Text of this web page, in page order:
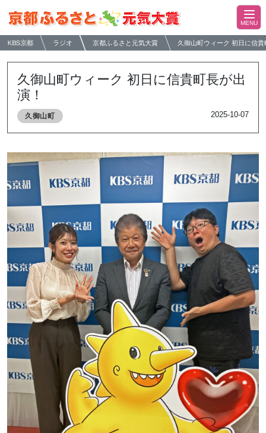
KBS京都 ラジオ 京都ふるさと元気大賞 久御山町ウィーク 初日に信
久御山町ウィーク 初日に信貴町長が出
演！
久御山町 2025-10-07